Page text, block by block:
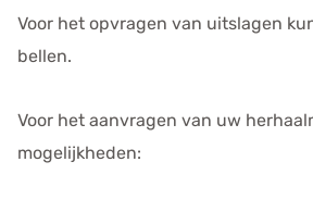
Voor het opvragen van uitslagen
bellen.
Voor het aanvragen van uw
mogelijkheden: